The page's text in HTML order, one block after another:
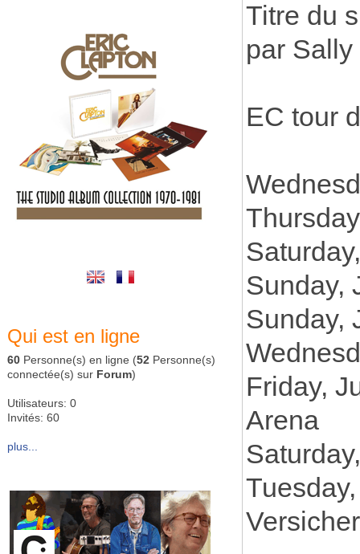
Qui est en ligne
60 Personne(s) en ligne (52 Personne(s)
connectée(s) sur Forum)
Utilisateurs: 0
Invités: 60
plus...
Titre du
par
EC tour
Sunday,
Sunday,
Friday,
Arena